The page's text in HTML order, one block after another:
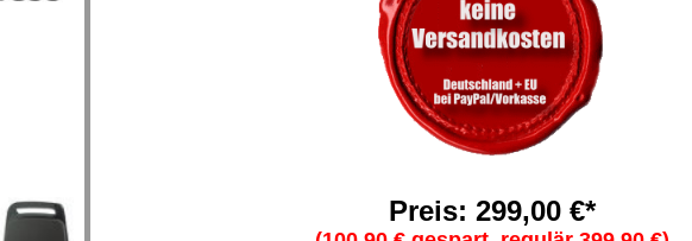
Preis: 299,00 €*